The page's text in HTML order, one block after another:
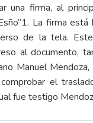
una firma, al
La firma está
de la tela.
al documento,
Manuel
el
fue testigo